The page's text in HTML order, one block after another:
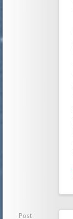
Post